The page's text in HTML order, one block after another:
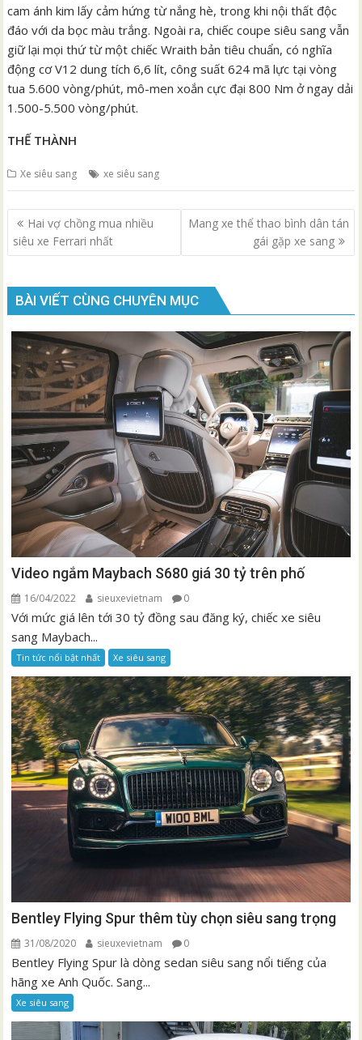
cam ánh kim lấy cảm hứng từ nắng hè, trong khi nội thất độc
đáo với da bọc màu trắng. Ngoài ra, chiếc coupe siêu sang vẫn
giữ lại mọi thứ từ một chiếc Wraith bản tiêu chuẩn, có nghĩa
động cơ V12 dung tích 6,6 lít, công suất 624 mã lực tại vòng
tua 5.600 vòng/phút, mô-men xoắn cực đại 800 Nm ở ngay dải
1.500-5.500 vòng/phút.
THẾ THÀNH
Xe siêu sang xe siêu sang
Điều
hướng
bài
viết
Hai vợ chồng mua nhiều
siêu xe Ferrari nhất
Mang xe thể thao bình dân tán
gái gặp xe sang
BÀI VIẾT CÙNG CHUYÊN MỤC
Video ngắm Maybach S680 giá 30 tỷ trên phố
16/04/2022 sieuxevietnam 0
Với mức giá lên tới 30 tỷ đồng sau đăng ký, chiếc xe siêu
sang Maybach...
Tin tức nổi bật nhất Xe siêu sang
Bentley Flying Spur thêm tùy chọn siêu sang trọng
31/08/2020 sieuxevietnam 0
Bentley Flying Spur là dòng sedan siêu sang nổi tiếng của
hãng xe Anh Quốc. Sang...
Xe siêu sang